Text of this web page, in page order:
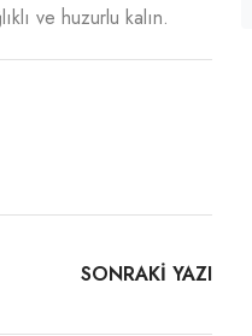
ve huzurlu kalın.
SONRAKİ YAZI